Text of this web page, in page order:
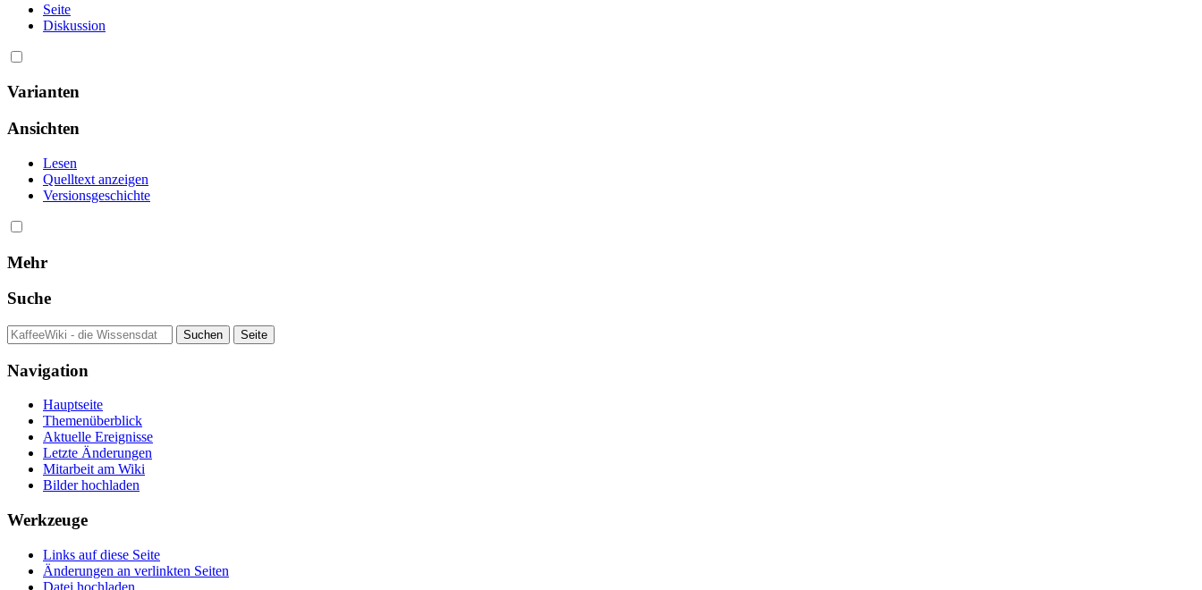
Seite
Diskussion
Varianten
Ansichten
Lesen
Quelltext anzeigen
Versionsgeschichte
Mehr
Suche
Navigation
Hauptseite
Themenüberblick
Aktuelle Ereignisse
Letzte Änderungen
Mitarbeit am Wiki
Bilder hochladen
Werkzeuge
Links auf diese Seite
Änderungen an verlinkten Seiten
Datei hochladen